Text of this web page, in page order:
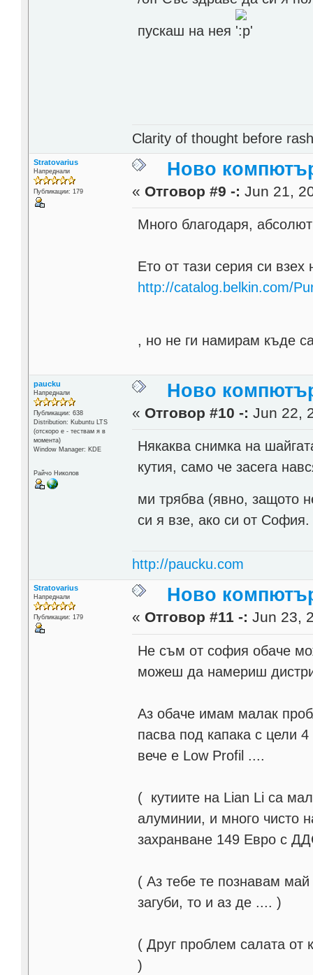
пускаш на нея
Clarity of thought before
Stratovarius
Напреднали
Публикации: 179
Ново
« Отговор #9 -: Jun 21,
Много благодаря,
Ето от тази серия си взех
http://catalog.belkin.com/
, но не ги намирам къде
paucku
Напреднали
Публикации: 638
Distribution: Kubuntu LTS
(отскоро е - тествам я в
момента)
Window Manager: KDE
Райчо Николов
Ново
« Отговор #10 -: Jun 22,
Някаква снимка на
кутия, само че засега
ми трябва (явно, защото
си я взе, ако си от София.
http://paucku.com
Stratovarius
Напреднали
Публикации: 179
Ново
« Отговор #11 -: Jun 23,
Не съм от софия обаче
можеш да намериш
Аз обаче имам малак
пасва под капака с цели
вече е Low Profil ....
( кутиите на Lian Li са
алуминии, и много чисто
захранване 149 Евро с
( Аз тебе те познавам
загуби, то и аз де .... )
( Друг проблем салата от
)